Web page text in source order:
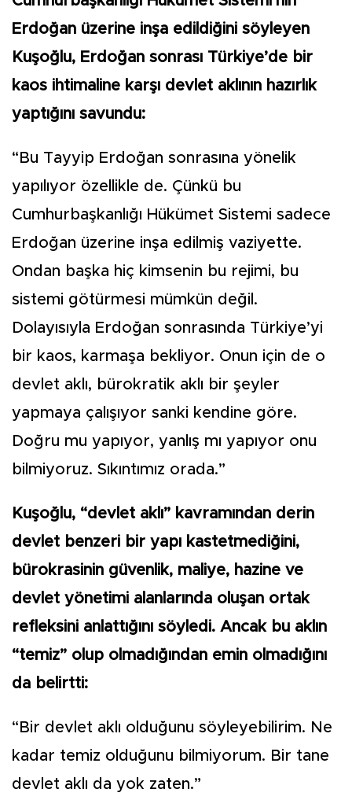
Erdoğan üzerine inşa edildiğini söyleyen
Kuşoğlu, Erdoğan sonrası Türkiye’de bir
kaos ihtimaline karşı devlet aklının hazırlık
yaptığını savundu:
“Bu Tayyip Erdoğan sonrasına yönelik
yapılıyor özellikle de. Çünkü bu
Cumhurbaşkanlığı Hükümet Sistemi sadece
Erdoğan üzerine inşa edilmiş vaziyette.
Ondan başka hiç kimsenin bu rejimi, bu
sistemi götürmesi mümkün değil.
Dolayısıyla Erdoğan sonrasında Türkiye’yi
bir kaos, karmaşa bekliyor. Onun için de o
devlet aklı, bürokratik aklı bir şeyler
yapmaya çalışıyor sanki kendine göre.
Doğru mu yapıyor, yanlış mı yapıyor onu
bilmiyoruz. Sıkıntımız orada.”
Kuşoğlu, “devlet aklı” kavramından derin
devlet benzeri bir yapı kastetmediğini,
bürokrasinin güvenlik, maliye, hazine ve
devlet yönetimi alanlarında oluşan ortak
refleksini anlattığını söyledi. Ancak bu aklın
“temiz” olup olmadığından emin olmadığını
da belirtti:
“Bir devlet aklı olduğunu söyleyebilirim. Ne
kadar temiz olduğunu bilmiyorum. Bir tane
devlet aklı da yok zaten.”